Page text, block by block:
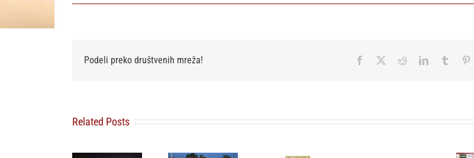
Podeli preko društvenih mreža! Facebook RedditLinkedInTumblr
Related Posts
sport u